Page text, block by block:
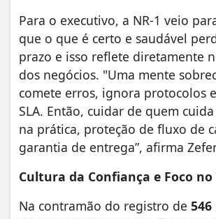
Para o executivo, a NR-1 veio
que o que é certo e saudável
prazo e isso reflete diretamente
dos negócios. "Uma mente
comete erros, ignora protocolos
SLA. Então, cuidar de quem
na prática, proteção de fluxo de
garantia de entrega”, afirma
Cultura da Confiança e Foco
Na contramão do registro de